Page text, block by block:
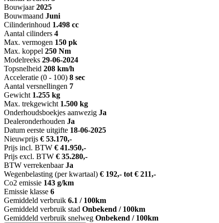
Bouwjaar 2025
Bouwmaand Juni
Cilinderinhoud 1.498 cc
Aantal cilinders 4
Max. vermogen 150 pk
Max. koppel 250 Nm
Modelreeks 29-06-2024
Topsnelheid 208 km/h
Acceleratie (0 - 100) 8 sec
Aantal versnellingen 7
Gewicht 1.255 kg
Max. trekgewicht 1.500 kg
Onderhoudsboekjes aanwezig Ja
Dealeronderhouden Ja
Datum eerste uitgifte 18-06-2025
Nieuwprijs € 53.170,-
Prijs incl. BTW € 41.950,-
Prijs excl. BTW € 35.280,-
BTW verrekenbaar Ja
Wegenbelasting (per kwartaal) € 192,- tot € 211,-
Co2 emissie 143 g/km
Emissie klasse 6
Gemiddeld verbruik 6.1 / 100km
Gemiddeld verbruik stad Onbekend / 100km
Gemiddeld verbruik snelweg Onbekend / 100km